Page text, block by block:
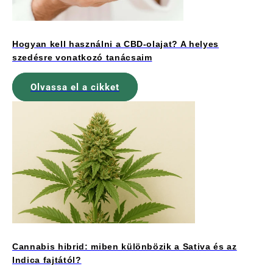
Hogyan kell használni a CBD-olajat? A helyes
szedésre vonatkozó tanácsaim
Olvassa el a cikket
Cannabis hibrid: miben különbözik a Sativa és az
Indica fajtától?